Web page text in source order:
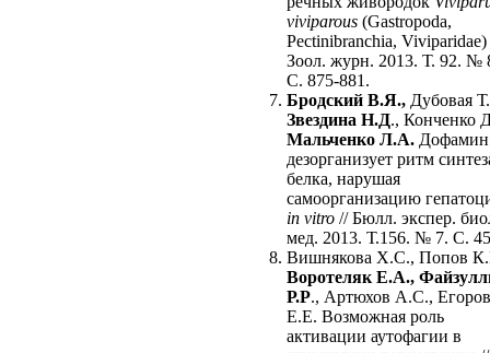
viviparous (Gastropoda,
Pectinibranchia, Viviparidae)
Зоол. журн. 2013. Т. 92. №
С. 875-881.
Бродский В.Я., Дубовая
Звездина Н.Д., Конченко
Мальченко Л.А. Дофамин
дезорганизует ритм
белка, нарушая
самоорганизацию
in vitro // Бюлл. экспер.
мед. 2013. Т.156. № 7. С.
Вишнякова Х.С., Попов
Воротеляк Е.А.,
Р.Р., Артюхов А.С., Егоров
Е.Е. Возможная роль
активации аутофагии в